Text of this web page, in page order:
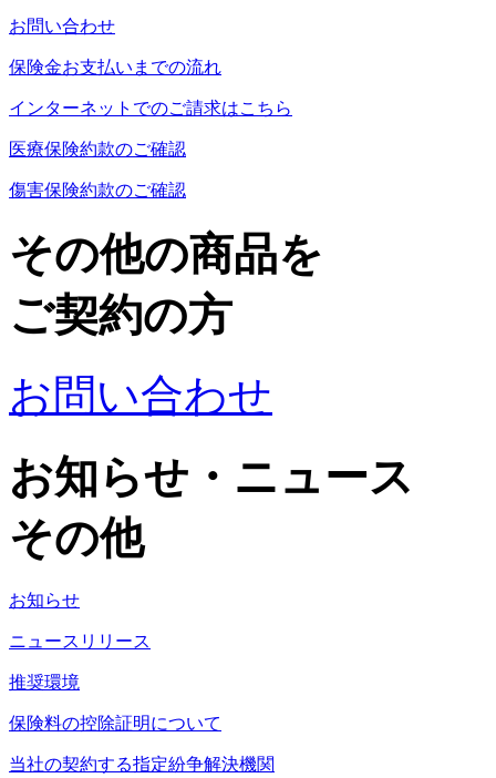
お問い合わせ
保険金お支払いまでの流れ
インターネットでのご請求はこちら
医療保険約款のご確認
傷害保険約款のご確認
その他の商品を
ご契約の方
お問い合わせ
お知らせ・ニュース
その他
お知らせ
ニュースリリース
推奨環境
保険料の控除証明について
当社の契約する指定紛争解決機関